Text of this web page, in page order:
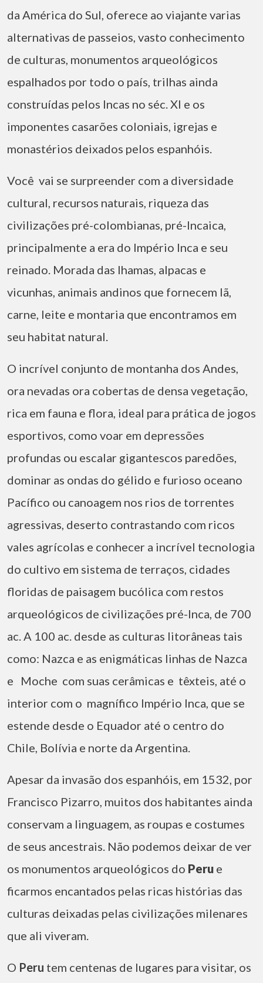
da América do Sul, oferece ao viajante varias
alternativas de passeios, vasto conhecimento
de culturas, monumentos arqueológicos
espalhados por todo o país, trilhas ainda
construídas pelos Incas no séc. XI e os
imponentes casarões coloniais, igrejas e
monastérios deixados pelos espanhóis.
Você vai se surpreender com a diversidade
cultural, recursos naturais, riqueza das
civilizações pré-colombianas, pré-Incaica,
principalmente a era do Império Inca e seu
reinado. Morada das lhamas, alpacas e
vicunhas, animais andinos que fornecem lã,
carne, leite e montaria que encontramos em
seu habitat natural.
O incrível conjunto de montanha dos Andes,
ora nevadas ora cobertas de densa vegetação,
rica em fauna e flora, ideal para prática de jogos
esportivos, como voar em depressões
profundas ou escalar gigantescos paredões,
dominar as ondas do gélido e furioso oceano
Pacífico ou canoagem nos rios de torrentes
agressivas, deserto contrastando com ricos
vales agrícolas e conhecer a incrível tecnologia
do cultivo em sistema de terraços, cidades
floridas de paisagem bucólica com restos
arqueológicos de civilizações pré-Inca, de 700
ac. A 100 ac. desde as culturas litorâneas tais
como: Nazca e as enigmáticas linhas de Nazca
e Moche com suas cerâmicas e têxteis, até o
interior com o magnífico Império Inca, que se
estende desde o Equador até o centro do
Chile, Bolívia e norte da Argentina.
Apesar da invasão dos espanhóis, em 1532, por
Francisco Pizarro, muitos dos habitantes ainda
conservam a linguagem, as roupas e costumes
de seus ancestrais. Não podemos deixar de ver
os monumentos arqueológicos do Peru e
ficarmos encantados pelas ricas histórias das
culturas deixadas pelas civilizações milenares
que ali viveram.
O Peru tem centenas de lugares para visitar, os